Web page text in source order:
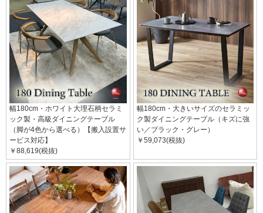
幅180cm・ホワイト大理石柄セラミ
ック製・高級ダイニングテーブル
（脚が4色から選べる）【搬入設置サ
ービス対応】
￥88,619(税抜)
幅180cm・大きいサイズのセラミッ
ク製ダイニングテーブル（キズに強
い／ブラック・グレー）
￥59,073(税抜)